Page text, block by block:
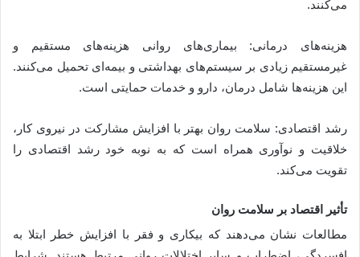
می‌کنند.
هزینه‌های درمانی: بیماری‌های روانی هزینه‌های مستقیم و
غیرمستقیم زیادی بر سیستم‌های بهداشتی و بیمه‌ای تحمیل می‌کنند.
این هزینه‌ها شامل درمان، دارو و خدمات حمایتی است.
رشد اقتصادی: سلامت روان بهتر با افزایش مشارکت در نیروی کار،
خلاقیت و نوآوری همراه است که به نوبه خود رشد اقتصادی را
تقویت می‌کند.
تأثیر اقتصاد بر سلامت روان
مطالعات نشان می‌دهند که بیکاری و فقر با افزایش خطر ابتلا به